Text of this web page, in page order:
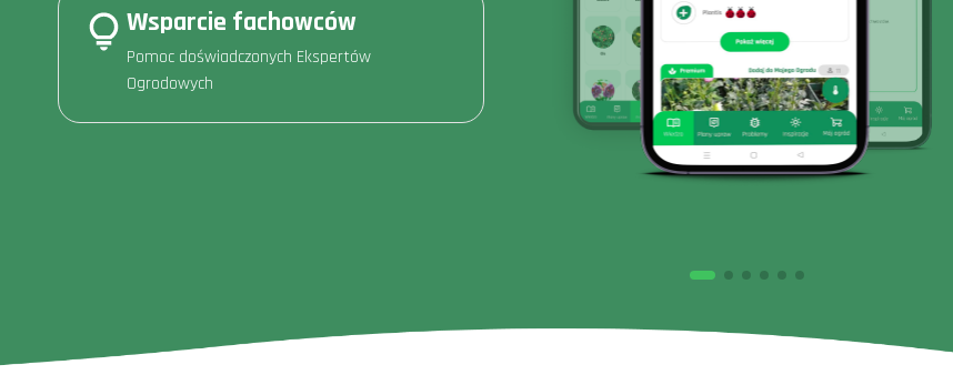
Wsparcie fachowców
Pomoc doświadczonych Ekspertów
Ogrodowych